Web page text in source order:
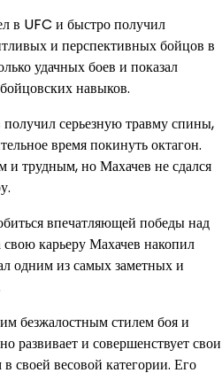
в UFC и быстро получил
и перспективных бойцов в
удачных боев и показал
навыков.
серьезную травму спины,
время покинуть октагон.
и трудным, но Махачев не сдался
впечатляющей победы над
карьеру Махачев накопил
одним из самых заметных и
безжалостным стилем боя и
развивает и совершенствует свои
своей весовой категории. Его